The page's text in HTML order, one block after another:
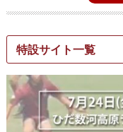
特設サイト一覧